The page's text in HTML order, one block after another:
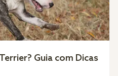
Guia com Dicas